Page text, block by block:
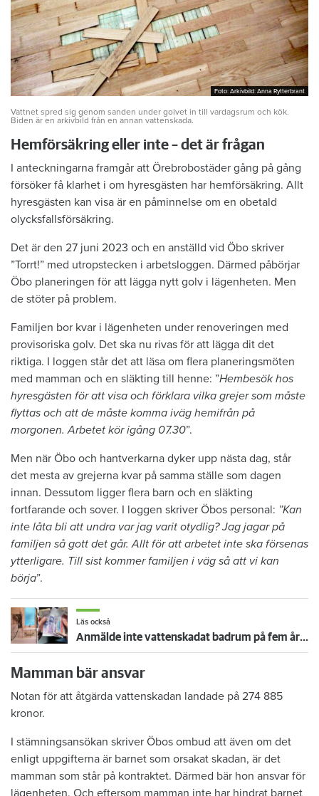
Foto: Arkivbild: Anna Rytterbrant
Foto: Arkivbild: Anna Rytterbrant
Vattnet spred sig genom sanden under golvet in till vardagsrum och kök.
Biden är en arkivbild från en annan vattenskada.
Hemförsäkring eller inte – det är frågan
I anteckningarna framgår att Örebrobostäder gång på gång
försöker få klarhet i om hyresgästen har hemförsäkring. Allt
hyresgästen kan visa är en påminnelse om en obetald
olycksfallsförsäkring.
Det är den 27 juni 2023 och en anställd vid Öbo skriver
”Torrt!” med utropstecken i arbetsloggen. Därmed påbörjar
Öbo planeringen för att lägga nytt golv i lägenheten. Men
de stöter på problem.
Familjen bor kvar i lägenheten under renoveringen med
provisoriska golv. Det ska nu rivas för att lägga dit det
riktiga. I loggen står det att läsa om flera planeringsmöten
med mamman och en släkting till henne: ”Hembesök hos
hyresgästen för att visa och förklara vilka grejer som måste
flyttas och att de måste komma iväg hemifrån på
morgonen. Arbetet kör igång 07.30”.
Men när Öbo och hantverkarna dyker upp nästa dag, står
det mesta av grejerna kvar på samma ställe som dagen
innan. Dessutom ligger flera barn och en släkting
fortfarande och sover. I loggen skriver Öbos personal: ”Kan
inte låta bli att undra var jag varit otydlig? Jag jagar på
familjen så gott det går. Allt för att arbetet inte ska försenas
ytterligare. Till sist kommer familjen i väg så att vi kan
börja”.
Läs också
Anmälde inte vattenskadat badrum på fem år – krävs på 125 000 kronor
Mamman bär ansvar
Notan för att åtgärda vattenskadan landade på 274 885
kronor.
I stämningsansökan skriver Öbos ombud att även om det
enligt uppgifterna är barnet som orsakat skadan, är det
mamman som står på kontraktet. Därmed bär hon ansvar för